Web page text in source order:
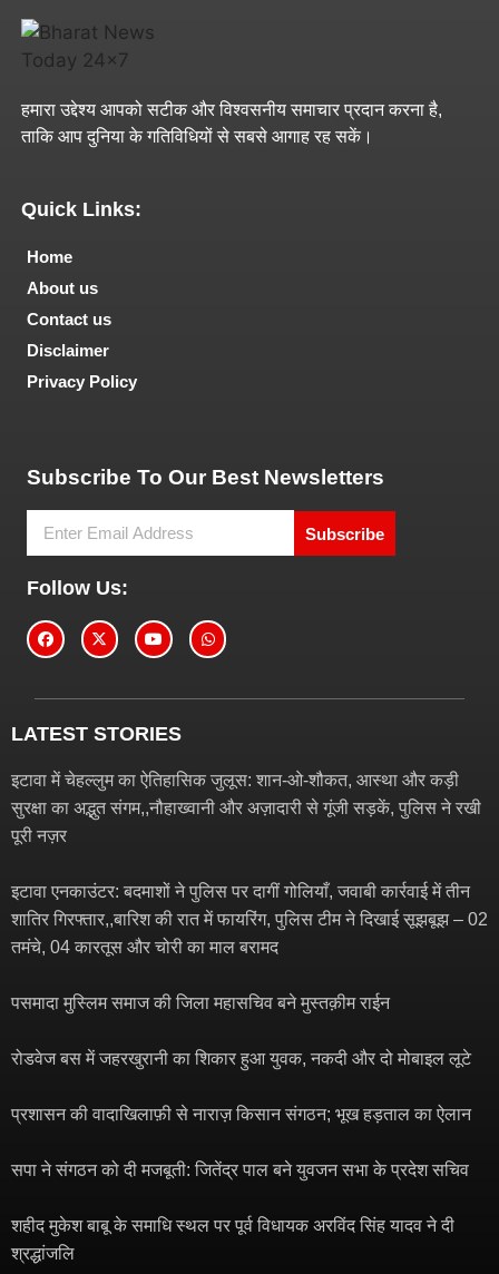
हमारा उद्देश्य आपको सटीक और विश्वसनीय समाचार प्रदान करना है,
ताकि आप दुनिया के गतिविधियों से सबसे आगाह रह सकें।
Quick Links:
Home
About us
Contact us
Disclaimer
Privacy Policy
Subscribe To Our Best Newsletters
Subscribe
Follow Us:
LATEST STORIES
इटावा में चेहल्लुम का ऐतिहासिक जुलूस: शान-ओ-शौकत, आस्था और कड़ी
सुरक्षा का अद्भुत संगम,,नौहाख्वानी और अज़ादारी से गूंजी सड़कें, पुलिस ने रखी
पूरी नज़र
इटावा एनकाउंटर: बदमाशों ने पुलिस पर दागीं गोलियाँ, जवाबी कार्रवाई में तीन
शातिर गिरफ्तार,,बारिश की रात में फायरिंग, पुलिस टीम ने दिखाई सूझबूझ – 02
तमंचे, 04 कारतूस और चोरी का माल बरामद
पसमादा मुस्लिम समाज की जिला महासचिव बने मुस्तक़ीम राईन
रोडवेज बस में जहरखुरानी का शिकार हुआ युवक, नकदी और दो मोबाइल लूटे
प्रशासन की वादाखिलाफ़ी से नाराज़ किसान संगठन; भूख हड़ताल का ऐलान
सपा ने संगठन को दी मजबूती: जितेंद्र पाल बने युवजन सभा के प्रदेश सचिव
शहीद मुकेश बाबू के समाधि स्थल पर पूर्व विधायक अरविंद सिंह यादव ने दी
श्रद्धांजलि